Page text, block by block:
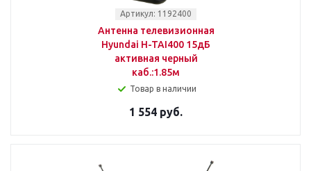
Артикул: 1192400
Антенна телевизионная
Hyundai H-TAI400 15дБ
активная черный
каб.:1.85м
Товар в наличии
1 554 руб.